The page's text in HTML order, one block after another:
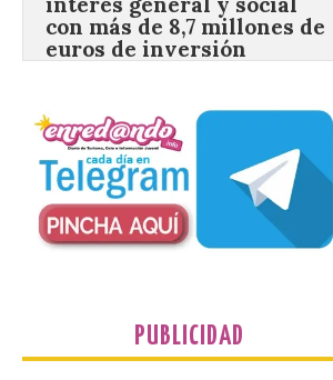
6 Ago 2026
Industria, Universidades,
Empleo y Comercio
destina 8,75 millones de
euros al programa JOVEL
2026, cofinanciado por el Fondo Social
Europeo Plus (FSE+), para favorecer la
contratación temporal de 300 jóvenes
desempleados inscritos en el Sistema
En la Comarca de Liébana
PUBLICIDAD